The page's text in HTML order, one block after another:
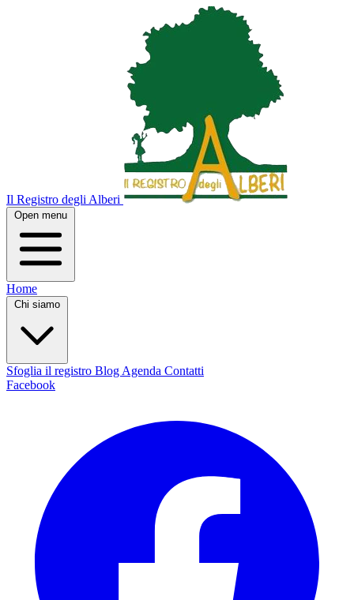
Il Registro degli Alberi
Open menu
Home
Chi siamo
Sfoglia il registro Blog Agenda Contatti
Facebook